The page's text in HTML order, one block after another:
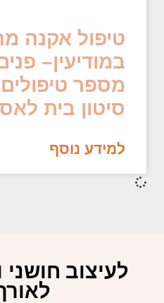
טיפול אקנה
במודיעין–
מספר
סיטון בית
למידע נוסף
לעיצוב